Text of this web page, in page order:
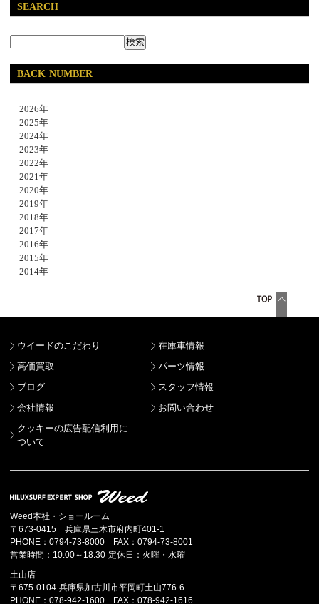
SEARCH
BACK NUMBER
2026年
2025年
2024年
2023年
2022年
2021年
2020年
2019年
2018年
2017年
2016年
2015年
2014年
ウイードのこだわり
在庫車情報
高価買取
パーツ情報
ブログ
スタッフ情報
会社情報
お問い合わせ
クッキーの広告配信利用に
ついて
Weed本社・ショールーム
〒673-0415 兵庫県三木市府内町401-1
PHONE：0794-73-8000 FAX：0794-73-8001
営業時間：10:00～18:30 定休日：火曜・水曜
土山店
〒675-0104 兵庫県加古川市平岡町土山776-6
PHONE：078-942-1600 FAX：078-942-1616